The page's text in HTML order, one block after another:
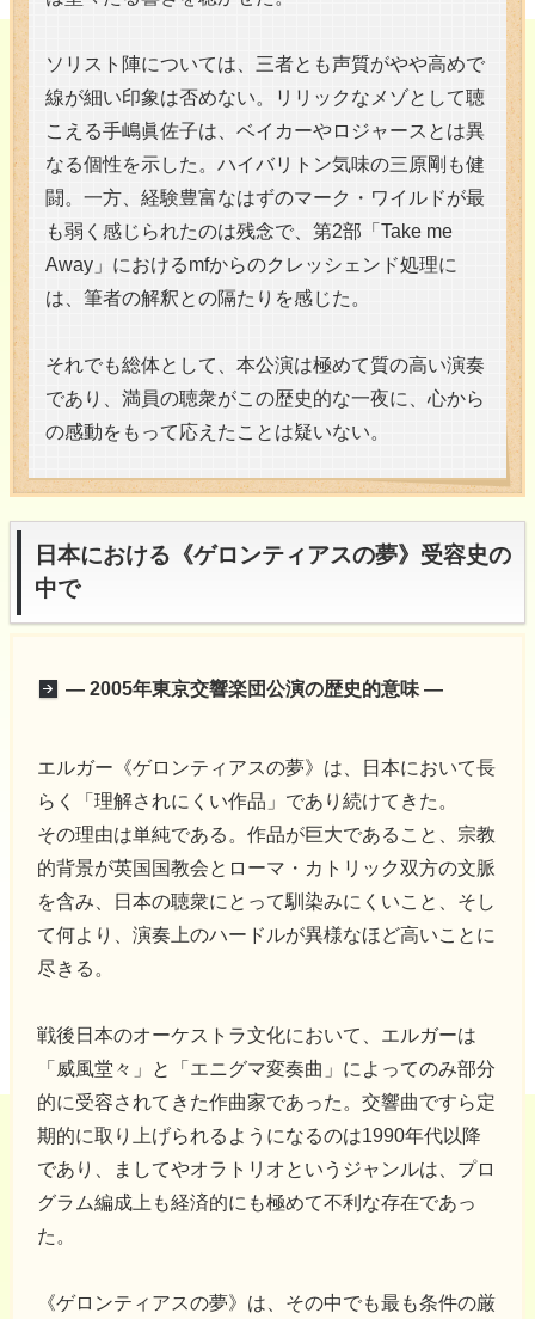
ソリスト陣については、三者とも声質がやや高めで
線が細い印象は否めない。リリックなメゾとして聴
こえる手嶋眞佐子は、ベイカーやロジャースとは異
なる個性を示した。ハイバリトン気味の三原剛も健
闘。一方、経験豊富なはずのマーク・ワイルドが最
も弱く感じられたのは残念で、第2部「Take me
Away」におけるmfからのクレッシェンド処理に
は、筆者の解釈との隔たりを感じた。
それでも総体として、本公演は極めて質の高い演奏
であり、満員の聴衆がこの歴史的な一夜に、心から
の感動をもって応えたことは疑いない。
日本における《ゲロンティアスの夢》受容史の
中で
― 2005年東京交響楽団公演の歴史的意味 ―
エルガー《ゲロンティアスの夢》は、日本において長
らく「理解されにくい作品」であり続けてきた。
その理由は単純である。作品が巨大であること、宗教
的背景が英国国教会とローマ・カトリック双方の文脈
を含み、日本の聴衆にとって馴染みにくいこと、そし
て何より、演奏上のハードルが異様なほど高いことに
尽きる。
戦後日本のオーケストラ文化において、エルガーは
「威風堂々」と「エニグマ変奏曲」によってのみ部分
的に受容されてきた作曲家であった。交響曲ですら定
期的に取り上げられるようになるのは1990年代以降
であり、ましてやオラトリオというジャンルは、プロ
グラム編成上も経済的にも極めて不利な存在であっ
た。
《ゲロンティアスの夢》は、その中でも最も条件の厳